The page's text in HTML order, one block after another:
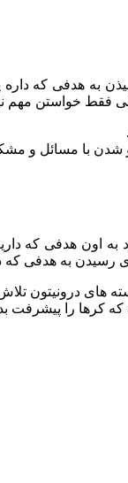
هدفی که داره
فقط خواستن مهم
شدن با مسائل و
اون هدفی که
رسیدن به هدفی که
های
کرها را پیشرفت